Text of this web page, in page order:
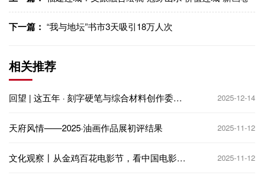
下一篇： “我与地坛”书市3天吸引18万人次
相关推荐
回望 | 这五年 · 刻字硬笔与综合材料创作委员
2025-12-14
天府风情——2025·油画作品展初评结果 2025-11-12
文化观察丨从金鸡百花电影节，看中国电影
2025-11-12